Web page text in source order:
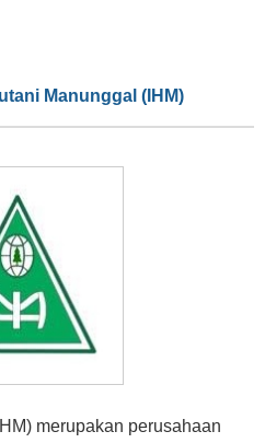
Manunggal (IHM)
merupakan perusahaan